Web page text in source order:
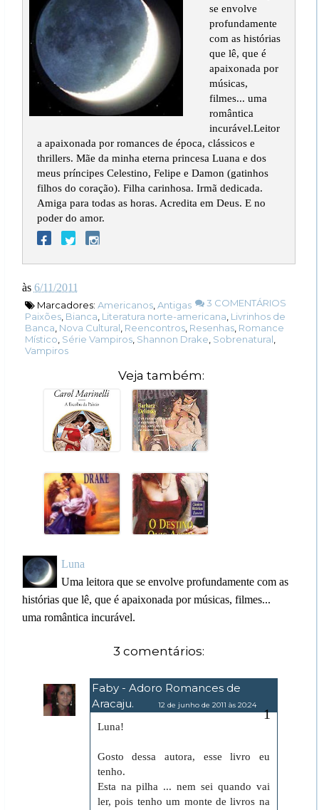
se envolve
profundamente
com as histórias
que lê, que é
apaixonada por
músicas,
filmes... uma
romântica
incurável.Leitor
a apaixonada por romances de época, clássicos e
thrillers. Mãe da minha eterna princesa Luana e dos
meus príncipes Celestino, Felipe e Damon (gatinhos
filhos do coração). Filha carinhosa. Irmã dedicada.
Amiga para todas as horas. Acredita em Deus. E no
poder do amor.
às 6/11/2011
3 COMENTÁRIOS
Marcadores: Americanos, Antigas
Paixões, Bianca Literatura norte-americana Livrinhos de
Banca Nova Cultural Reencontros, Resenhas, Romance
Místico Série Vampiros, Shannon Drake Sobrenatural
Vampiros
Veja também:
Luna
Uma leitora que se envolve profundamente com as
histórias que lê, que é apaixonada por músicas, filmes...
uma romântica incurável.
3 comentários:
Faby - Adoro Romances de
Aracaju.
12 de junho de 2011 às 20:24
Luna!
Gosto dessa autora, esse livro eu
tenho.
Esta na pilha ... nem sei quando vai
ler, pois tenho um monte de livros na